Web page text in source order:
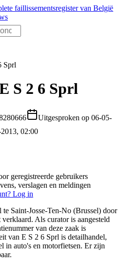
faillissementsregister van België
Sprl
S 2 6 Sprl
Uitgesproken op 06-05-
02:00
geregistreerde gebruikers
verslagen en meldingen
Log in
Saint-Josse-Ten-No (Brussel) door
Als curator is aangesteld
van deze zaak is
van E S 2 6 Sprl is detailhandel,
in auto's en motorfietsen. Er zijn